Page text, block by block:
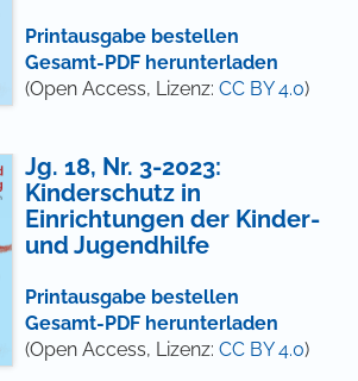
Printausgabe bestellen
Gesamt-PDF herunterladen
(Open Access, Lizenz: CC BY 4.0)
Jg. 18, Nr. 3-2023:
Kinderschutz in
Einrichtungen der Kinder-
und Jugendhilfe
Printausgabe bestellen
Gesamt-PDF herunterladen
(Open Access, Lizenz: CC BY 4.0)